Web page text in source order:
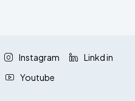
Instagram
Linkd in
Youtube